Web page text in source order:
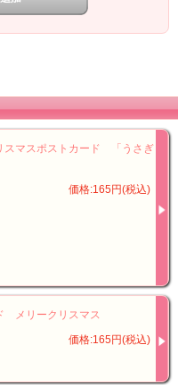
スマスポストカード 「うさぎ
価格:165円(税込)
メリークリスマス
価格:165円(税込)